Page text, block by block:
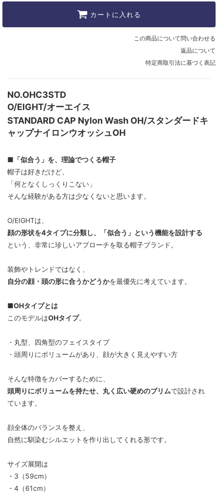
カートに入れる
この商品について問い合わせる
返品について
特定商取引法に基づく表記
NO.OHC3STD
O/EIGHT/オーエイス
STANDARD CAP Nylon Wash OH/スタンダードキ
ャップナイロンウオッシュOH
■「似合う」を、理論でつくる帽子
帽子は好きだけど、
「何となくしっくりこない」
そんな経験がある方は少なくないと思います。
O/EIGHTは、
顔の形状を4タイプに分類し、「似合う」という機能を設計する
という、非常に珍しいアプローチを取る帽子ブランド。
装飾やトレンドではなく、
自分の顔・頭の形に合うかどうかを最優先に考えています。
■OHタイプとは
このモデルはOHタイプ。
・丸型、四角型のフェイスタイプ
・頭周りにボリュームがあり、顔が大きく見えやすい方
そんな特徴をカバーするために、
頭周りにボリュームを持たせ、丸く広い硬めのブリムで設計され
ています。
顔全体のバランスを整え、
自然に馴染むシルエットを作り出してくれる形です。
サイズ展開は
・3（59cm）
・4（61cm）